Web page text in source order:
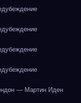
— Мартин Иден